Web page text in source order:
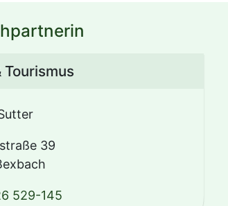
Tourismus
39
529-145